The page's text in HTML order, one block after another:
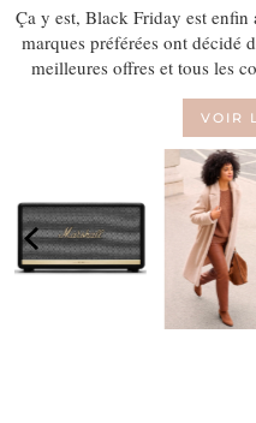
Ça y est, Black Friday est enfin
marques préférées ont décidé
meilleures offres et tous les
VOIR